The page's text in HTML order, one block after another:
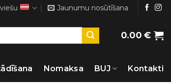
Jaunumu nosūtīšana
0.00€
Nomaksa BUJ Kontakti